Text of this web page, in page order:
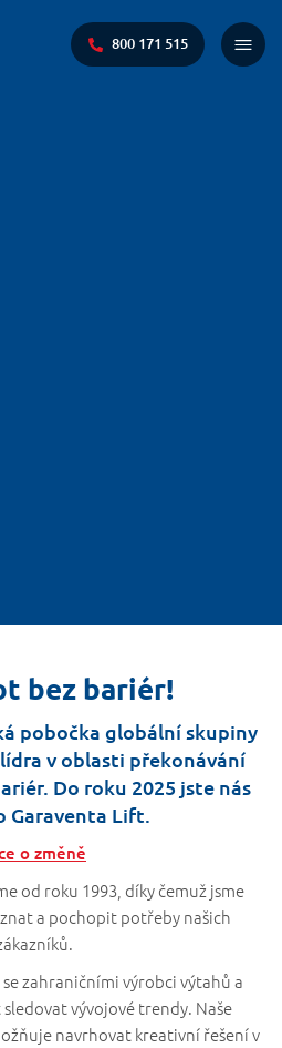
800 171 515
Main
Menu
bez bariér!
pobočka globální skupiny
v oblasti překonávání
Do roku 2025 jste nás
Garaventa Lift.
o změně
od roku 1993, díky čemuž jsme
a pochopit potřeby našich
zahraničními výrobci výtahů a
vývojové trendy. Naše
navrhovat kreativní řešení v